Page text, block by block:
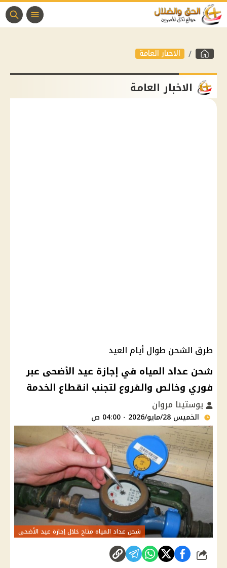
الاخبار العامة
الاخبار العامة
طرق الشحن طوال أيام العيد
شحن عداد المياه في إجازة عيد الأضحى عبر
فوري وخالص والفروع لتجنب انقطاع الخدمة
يوستينا مروان
الخميس 28/مايو/2026 - 04:00 ص
شحن عداد المياه متاح خلال إجازة عيد الأضحى
شارك